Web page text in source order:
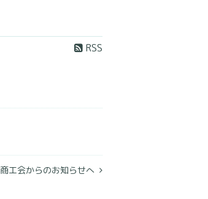
RSS
商工会からのお知らせへ